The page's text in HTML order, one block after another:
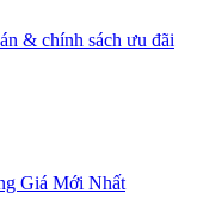
& chính sách ưu đãi
Giá Mới Nhất